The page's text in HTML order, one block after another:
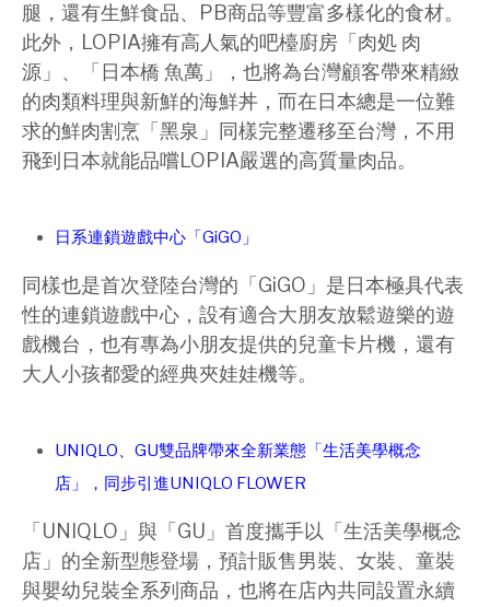
腿，還有生鮮食品、PB商品等豐富多樣化的食材。
此外，LOPIA擁有高人氣的吧檯廚房「肉処 肉
源」、「日本橋 魚萬」，也將為台灣顧客帶來精緻
的肉類料理與新鮮的海鮮丼，而在日本總是一位難
求的鮮肉割烹「黑泉」同樣完整遷移至台灣，不用
飛到日本就能品嚐LOPIA嚴選的高質量肉品。
日系連鎖遊戲中心「GiGO」
同樣也是首次登陸台灣的「GiGO」是日本極具代表
性的連鎖遊戲中心，設有適合大朋友放鬆遊樂的遊
戲機台，也有專為小朋友提供的兒童卡片機，還有
大人小孩都愛的經典夾娃娃機等。
UNIQLO、GU雙品牌帶來全新業態「生活美學概念
店」，同步引進UNIQLO FLOWER
「UNIQLO」與「GU」首度攜手以「生活美學概念
店」的全新型態登場，預計販售男裝、女裝、童裝
與嬰幼兒裝全系列商品，也將在店內共同設置永續